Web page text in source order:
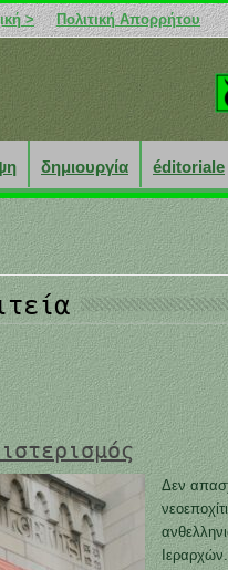
> Πολιτική Απορρήτου
δημιουργία éditoriale
Δεν
Ιεραρχών.